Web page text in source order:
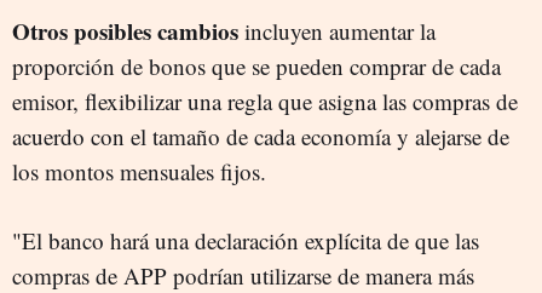
Otros posibles cambios incluyen aumentar la
proporción de bonos que se pueden comprar de cada
emisor, flexibilizar una regla que asigna las compras de
acuerdo con el tamaño de cada economía y alejarse de
los montos mensuales fijos.
"El banco hará una declaración explícita de que las
compras de APP podrían utilizarse de manera más